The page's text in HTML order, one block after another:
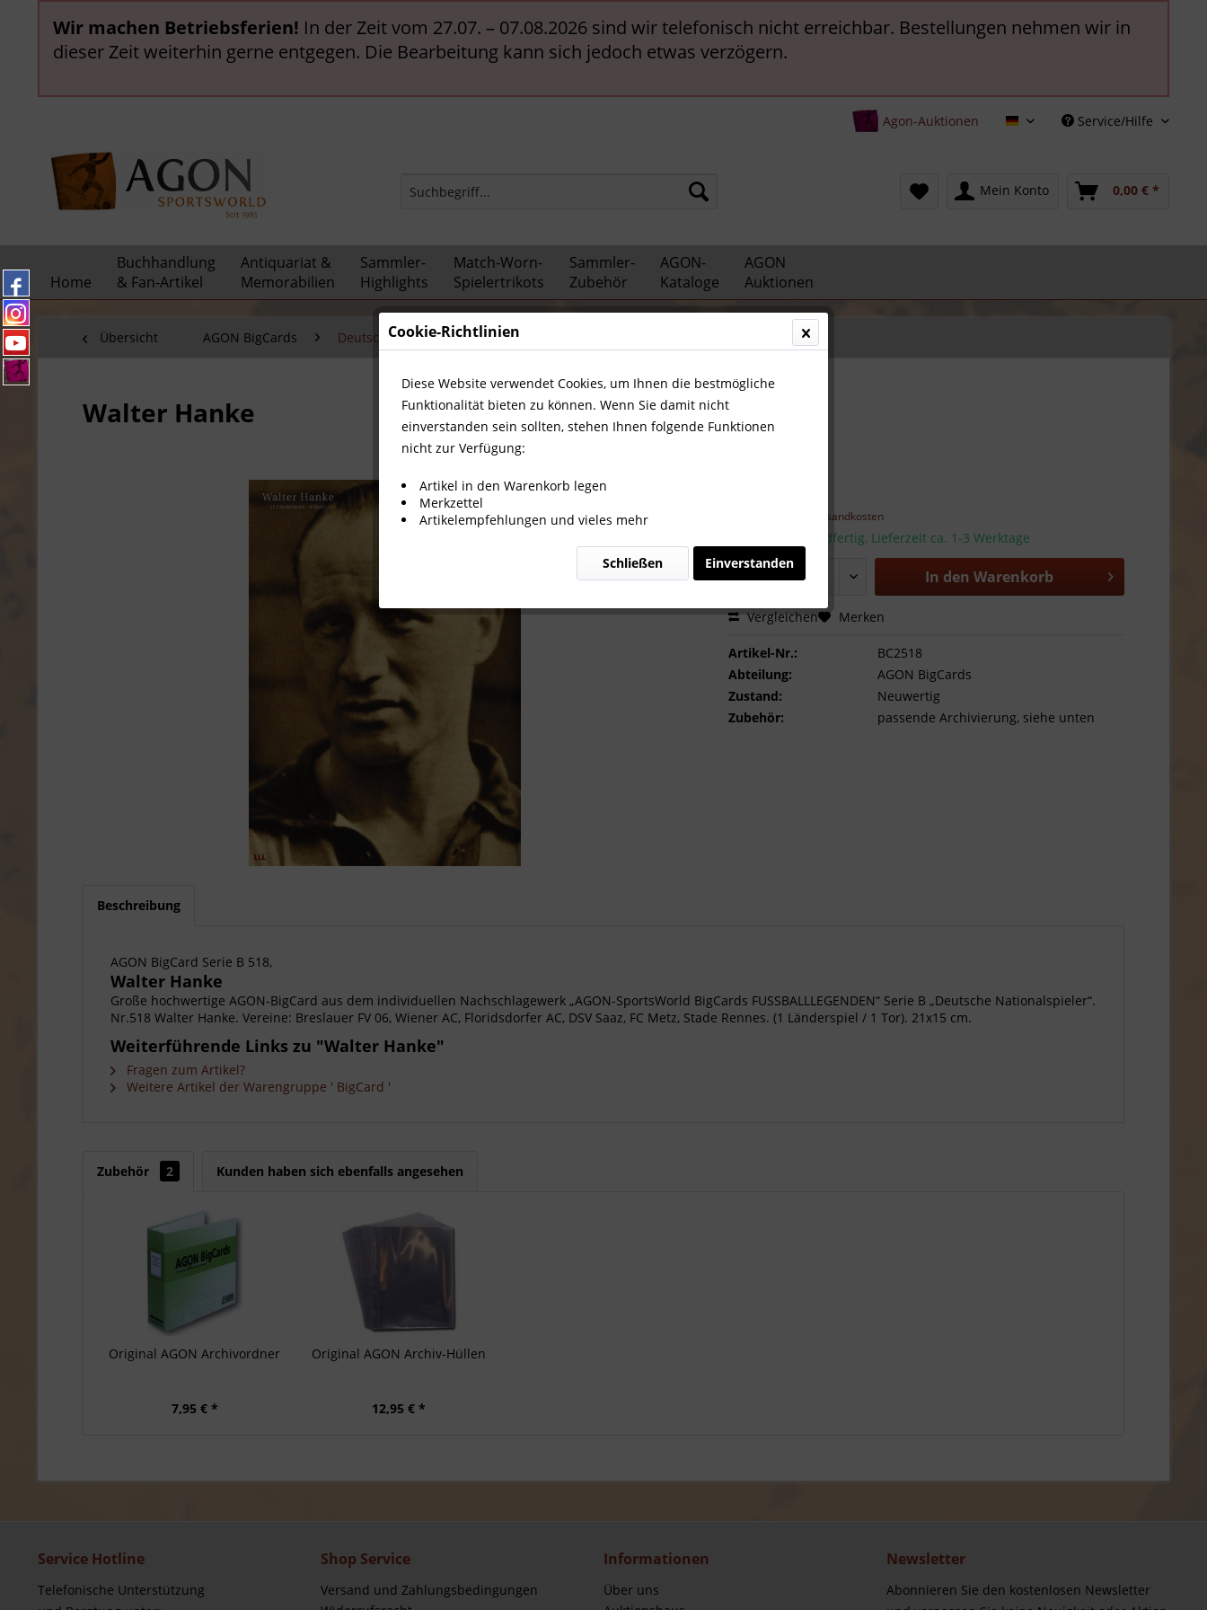
Wir machen Betriebsferien! In der Zeit vom 27.07. – 07.08.2026 sind wir telefonisch nicht erreichbar. Bestellungen nehmen wir in
dieser Zeit weiterhin gerne entgegen. Die Bearbeitung kann sich jedoch etwas verzögern.
Agon-Auktionen Deutsch Service/Hilfe
Mein Konto 0,00 € *
Home
Buchhandlung
& Fan-Artikel
Antiquariat &
Memorabilien
Sammler-
Highlights
Match-Worn-
Spielertrikots
Sammler-
Zubehör
AGON-
Kataloge
AGON
Auktionen
Übersicht AGON BigCards Deutsche Nationalspieler
Walter Hanke
zzgl. Versandkosten
Sofort versandfertig, Lieferzeit ca. 1-3 Werktage
In den Warenkorb
Vergleichen Merken
Artikel-Nr.:
BC2518
Abteilung:
AGON BigCards
Zustand:
Neuwertig
Zubehör:
passende Archivierung, siehe unten
Beschreibung
AGON BigCard Serie B 518,
Walter Hanke
Große hochwertige AGON-BigCard aus dem individuellen Nachschlagewerk „AGON-SportsWorld BigCards FUSSBALLLEGENDEN“ Serie B „Deutsche Nationalspieler“.
Nr.518 Walter Hanke. Vereine: Breslauer FV 06, Wiener AC, Floridsdorfer AC, DSV Saaz, FC Metz, Stade Rennes. (1 Länderspiel / 1 Tor). 21x15 cm.
Weiterführende Links zu "Walter Hanke"
Fragen zum Artikel?
Weitere Artikel der Warengruppe ' BigCard '
Zubehör 2 Kunden haben sich ebenfalls angesehen
Original AGON Archivordner
7,95 € *
Original AGON Archiv-Hüllen
12,95 € *
Service Hotline
Telefonische Unterstützung
Shop Service
Versand und Zahlungsbedingungen
Informationen
Über uns
Newsletter
Abonnieren Sie den kostenlosen Newsletter
Cookie-Richtlinien
Diese Website verwendet Cookies, um Ihnen die bestmögliche
Funktionalität bieten zu können. Wenn Sie damit nicht
einverstanden sein sollten, stehen Ihnen folgende Funktionen
nicht zur Verfügung:
Artikel in den Warenkorb legen
Merkzettel
Artikelempfehlungen und vieles mehr
Einverstanden
Schließen